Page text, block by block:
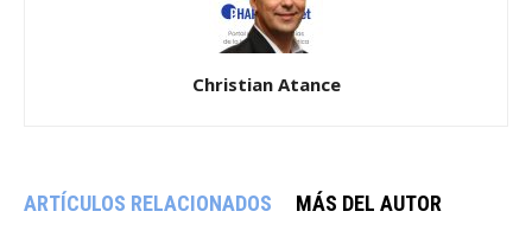
Christian Atance
ARTÍCULOS RELACIONADOS MÁS DEL AUTOR